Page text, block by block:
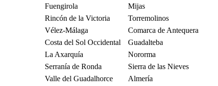
Fuengirola
Mijas
Rincón de la Victoria
Torremolinos
Vélez-Málaga
Comarca de Antequera
Costa del Sol Occidental
Guadalteba
La Axarquía
Nororma
Serranía de Ronda
Sierra de las Nieves
Valle del Guadalhorce
Almería